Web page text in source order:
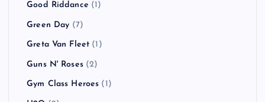
Good Riddance (1)
Green Day (7)
Greta Van Fleet (1)
Guns N' Roses(2)
Gym Class Heroes (1)